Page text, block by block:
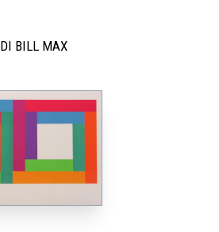
BILL MAX